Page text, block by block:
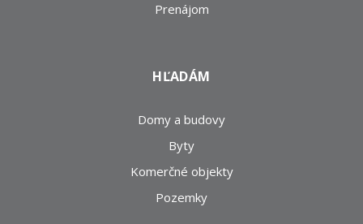
Prenájom
HĽADÁM
Domy a budovy
Byty
Komerčné objekty
Pozemky